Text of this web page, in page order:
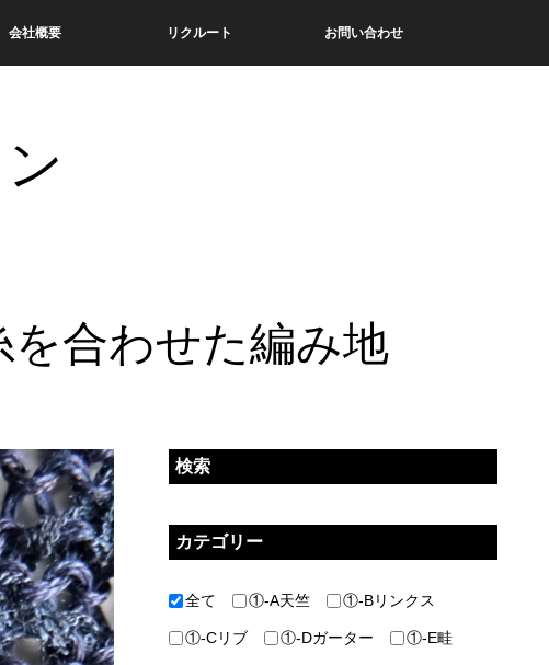
会社概要 リクルート お問い合わせ
合わせた編み地
検索
カテゴリー
全て ①-A天竺 ①-Bリンクス
①-Cリブ ①-Dガーター ①-E畦